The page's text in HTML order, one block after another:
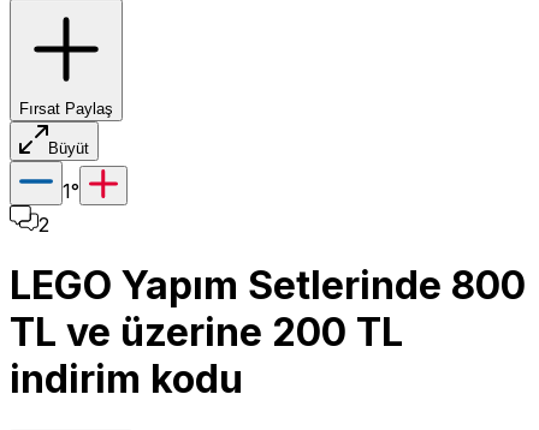
Fırsat Paylaş
Büyüt
1°
2
LEGO Yapım Setlerinde 800
TL ve üzerine 200 TL
indirim kodu